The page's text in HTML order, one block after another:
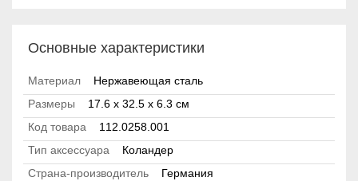
Основные характеристики
Материал
Нержавеющая сталь
Размеры
17.6 x 32.5 x 6.3 см
Код товара
112.0258.001
Тип аксессуара
Коландер
Страна-производитель
Германия